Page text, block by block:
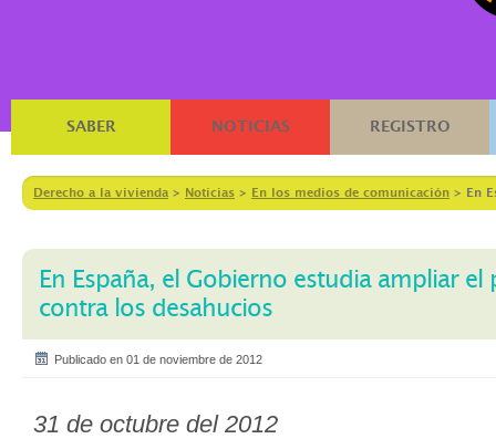
SABER NOTICIAS REGISTRO
Derecho a la vivienda > Notícias > En los medios de comunicación > En
En España, el Gobierno estudia ampliar
contra los desahucios
Publicado en 01 de noviembre de 2012
31 de octubre del 2012